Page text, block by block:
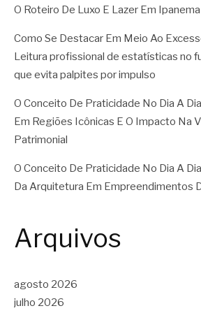
O Roteiro De Luxo E Lazer Em Ipanema
Como Se Destacar Em Meio Ao
Leitura profissional de estatísticas no
que evita palpites por impulso
O Conceito De Praticidade No Dia A
Em Regiões Icônicas E O Impacto Na
Patrimonial
O Conceito De Praticidade No Dia A
Da Arquitetura Em Empreendimentos
Arquivos
agosto 2026
julho 2026